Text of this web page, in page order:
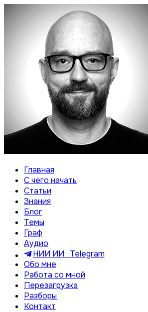
Главная
С чего начать
Статьи
Знания
Блог
Темы
Граф
Аудио
НИИ ИИ · Telegram
Обо мне
Работа со мной
Перезагрузка
Разборы
Контакт